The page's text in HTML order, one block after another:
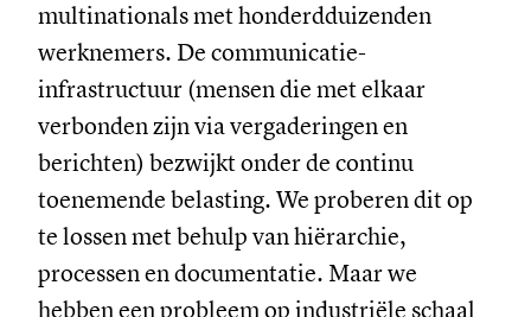
multinationals met honderdduizenden
werknemers. De communicatie-
infrastructuur (mensen die met elkaar
verbonden zijn via vergaderingen en
berichten) bezwijkt onder de continu
toenemende belasting. We proberen dit op
te lossen met behulp van hiërarchie,
processen en documentatie. Maar we
hebben een probleem op industriële schaal